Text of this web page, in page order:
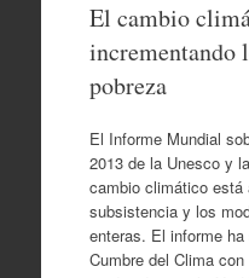
El cambio
incrementando
pobreza
El Informe Mundial
2013 de la Unesco y
cambio climático está
subsistencia y los
enteras. El informe
Cumbre del Clima